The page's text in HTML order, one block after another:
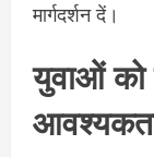
मार्गदर्शन दें।
युवाओं को